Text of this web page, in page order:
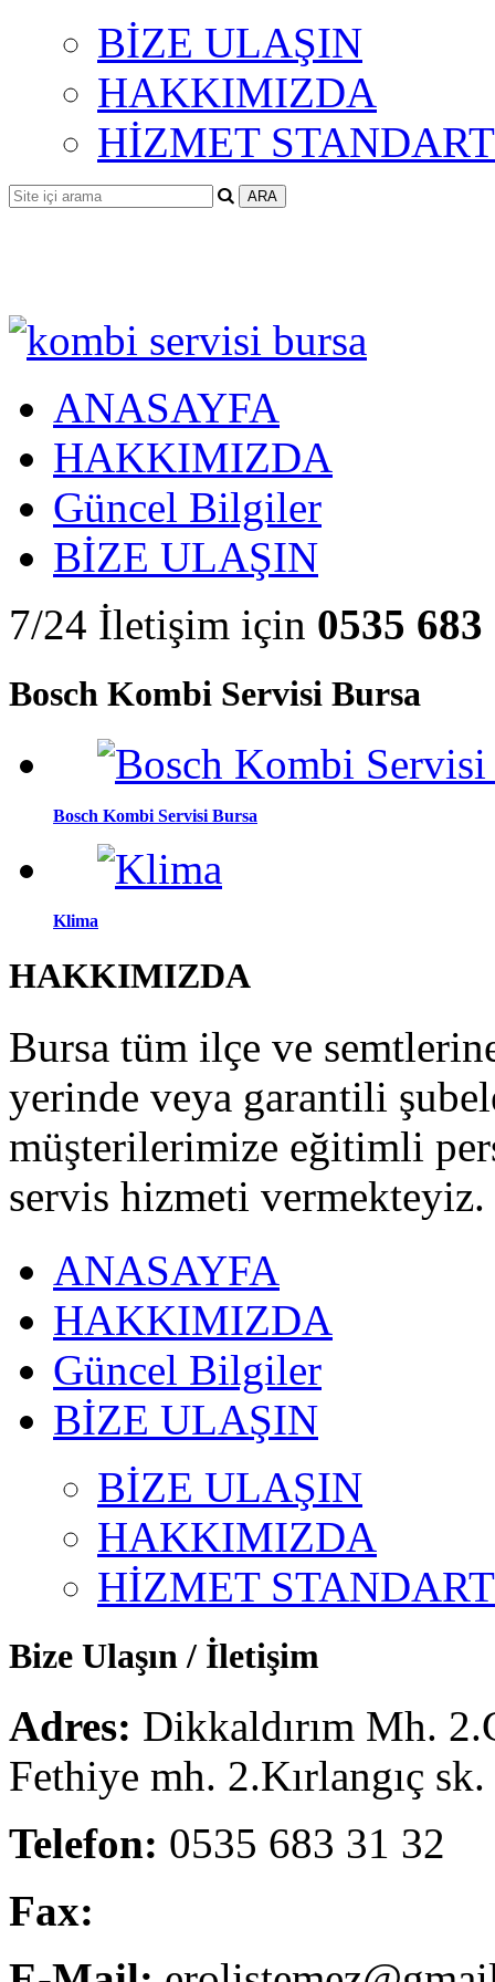
BİZE ULAŞIN
HAKKIMIZDA
HİZMET
ANASAYFA
HAKKIMIZDA
Güncel Bilgiler
BİZE ULAŞIN
7/24 İletişim için 0535 683
Bosch Kombi Servisi Bursa
Bosch Kombi Servisi Bursa
Klima
HAKKIMIZDA
Bursa tüm ilçe ve
yerinde veya garantili
müşterilerimize eğitimli
servis hizmeti vermekteyiz.
ANASAYFA
HAKKIMIZDA
Güncel Bilgiler
BİZE ULAŞIN
BİZE ULAŞIN
HAKKIMIZDA
HİZMET
Bize Ulaşın / İletişim
Adres: Dikkaldırım Mh.
Fethiye mh. 2.Kırlangıç
Telefon: 0535 683 31 32
Fax: